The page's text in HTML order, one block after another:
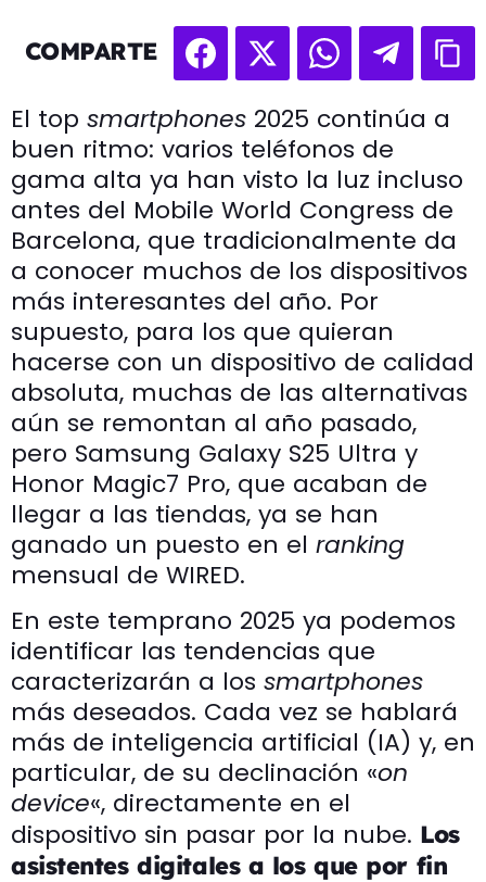
COMPARTE
El top smartphones 2025 continúa a
buen ritmo: varios teléfonos de
gama alta ya han visto la luz incluso
antes del Mobile World Congress de
Barcelona, que tradicionalmente da
a conocer muchos de los dispositivos
más interesantes del año. Por
supuesto, para los que quieran
hacerse con un dispositivo de calidad
absoluta, muchas de las alternativas
aún se remontan al año pasado,
pero Samsung Galaxy S25 Ultra y
Honor Magic7 Pro, que acaban de
llegar a las tiendas, ya se han
ganado un puesto en el ranking
mensual de WIRED.
En este temprano 2025 ya podemos
identificar las tendencias que
caracterizarán a los smartphones
más deseados. Cada vez se hablará
más de inteligencia artificial (IA) y, en
particular, de su declinación «on
device«, directamente en el
dispositivo sin pasar por la nube. Los
asistentes digitales a los que por fin